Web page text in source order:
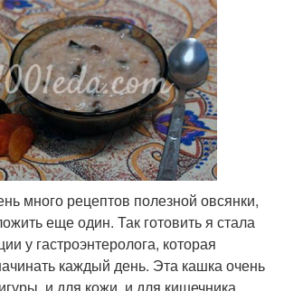
много рецептов полезной овсянки,
еще один. Так готовить я стала
у гастроэнтеролога, которая
каждый день. Эта кашка очень